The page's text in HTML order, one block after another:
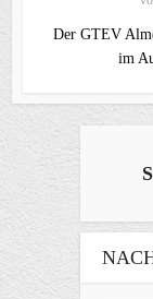
Der GTEV
im